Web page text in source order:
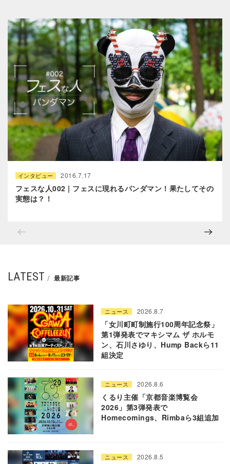
インタビュー 2016.7.17
フェスな人002 | フェスに現れるパンダマン！果たしてその
実態は？！
LATEST 最新記事
ニュース 2026.8.7
「女川町町制施行100周年記念祭」
第1弾発表でマキシマム ザ ホルモ
ン、石川さゆり、Hump Backら11
組決定
ニュース 2026.8.6
くるり主催「京都音楽博覧会
2026」第3弾発表で
Homecomings、Rimbaら3組追加
ニュース 2026.8.5